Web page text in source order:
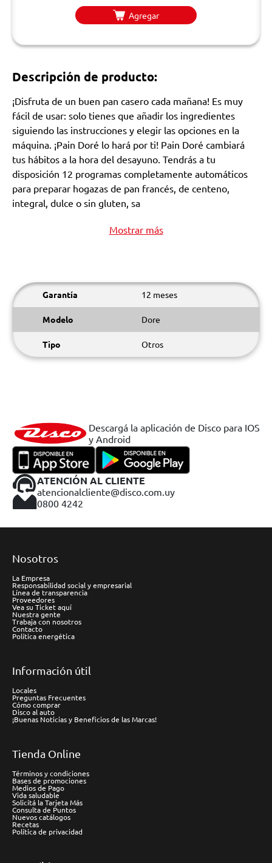
Agregar
Descripción de producto:
¡Disfruta de un buen pan casero cada mañana! Es muy
fácil de usar: solo tienes que añadir los ingredientes
siguiendo las instrucciones y elegir las opciones en la
máquina. ¡Pain Doré lo hará por ti! Pain Doré cambiará
tus hábitos a la hora del desayuno. Tendrás a tu
disposición 12 programas completamente automáticos
para preparar hogazas de pan francés, de centeno,
integral, dulce o sin gluten, sa
Mostrar más
Garantía 12 meses
Modelo Dore
Tipo Otros
Descargá la aplicación de Disco para IOS
y Android
ATENCIÓN AL CLIENTE
atencionalcliente@disco.com.uy
0800 4242
Nosotros
La Empresa
Responsabilidad social y empresarial
Línea de transparencia
Proveedores
Vea su Ticket aquí
Nuestra gente
Trabaja con nosotros
Contacto
Política energética
Información útil
Locales
Preguntas Frecuentes
Cómo comprar
Disco al auto
¡Buenas Noticias y Beneficios de las Marcas!
Tienda Online
Términos y condiciones
Bases de promociones
Medios de Pago
Vida saludable
Solicitá la Tarjeta Más
Consulta de Puntos
Nuevos catálogos
Recetas
Política de privacidad